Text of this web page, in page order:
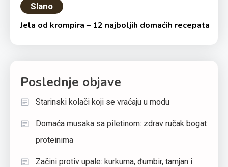
Slano
Jela od krompira – 12 najboljih domaćih recepata
Poslednje objave
Starinski kolači koji se vraćaju u modu
Domaća musaka sa piletinom: zdrav ručak bogat
proteinima
Začini protiv upale: kurkuma, đumbir, tamjan i